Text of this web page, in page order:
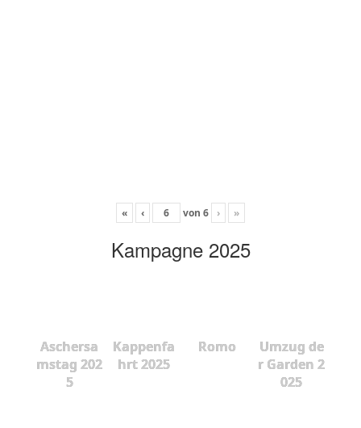
« ‹ von 6 › »
Kampagne 2025
Aschersa
mstag 202
5
Kappenfa
hrt 2025
Romo
Umzug de
r Garden 2
025